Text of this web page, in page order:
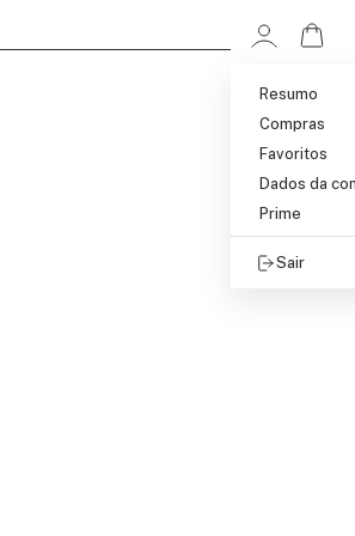
Resumo
Compras
Favoritos
Dados da
Prime
Sair
Ir